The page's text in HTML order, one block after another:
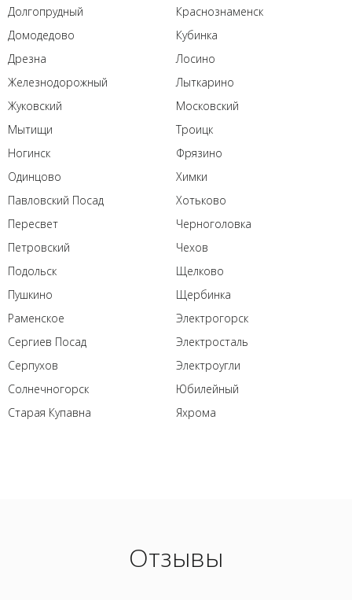
Долгопрудный
Домодедово
Дрезна
Железнодорожный
Жуковский
Краснознаменск
Кубинка
Лосино
Лыткарино
Московский
Мытищи
Ногинск
Одинцово
Павловский Посад
Пересвет
Петровский
Подольск
Пушкино
Раменское
Сергиев Посад
Серпухов
Солнечногорск
Старая Купавна
Троицк
Фрязино
Химки
Хотьково
Черноголовка
Чехов
Щелково
Щербинка
Электрогорск
Электросталь
Электроугли
Юбилейный
Яхрома
Отзывы